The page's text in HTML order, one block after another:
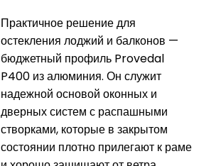
Практичное решение для
остекления лоджий и балконов —
бюджетный профиль Provedal
P400 из алюминия. Он служит
надежной основой оконных и
дверных систем с распашными
створками, которые в закрытом
состоянии плотно прилегают к раме